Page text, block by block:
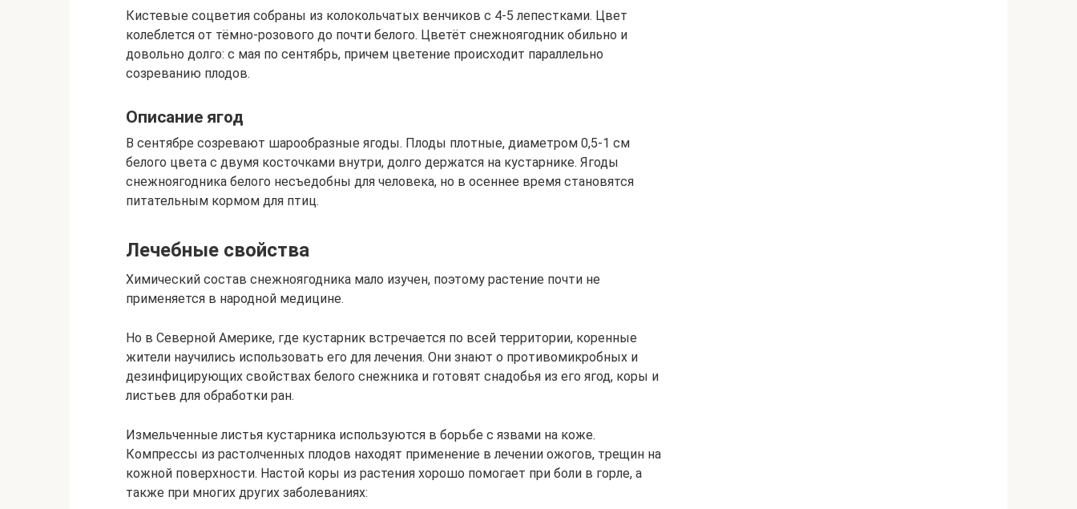
Кистевые соцветия собраны из колокольчатых венчиков с 4-5 лепестками. Цвет
колеблется от тёмно-розового до почти белого. Цветёт снежноягодник обильно и
довольно долго: с мая по сентябрь, причем цветение происходит параллельно
созреванию плодов.
Описание ягод
В сентябре созревают шарообразные ягоды. Плоды плотные, диаметром 0,5-1 см
белого цвета с двумя косточками внутри, долго держатся на кустарнике. Ягоды
снежноягодника белого несъедобны для человека, но в осеннее время становятся
питательным кормом для птиц.
Лечебные свойства
Химический состав снежноягодника мало изучен, поэтому растение почти не
применяется в народной медицине.
Но в Северной Америке, где кустарник встречается по всей территории, коренные
жители научились использовать его для лечения. Они знают о противомикробных и
дезинфицирующих свойствах белого снежника и готовят снадобья из его ягод, коры и
листьев для обработки ран.
Измельченные листья кустарника используются в борьбе с язвами на коже.
Компрессы из растолченных плодов находят применение в лечении ожогов, трещин на
кожной поверхности. Настой коры из растения хорошо помогает при боли в горле, а
также при многих других заболеваниях: